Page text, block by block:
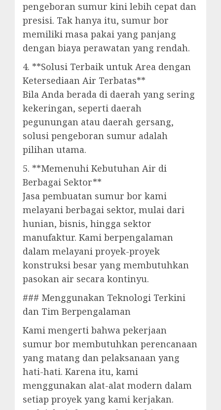
pengeboran sumur kini lebih cepat dan
presisi. Tak hanya itu, sumur bor
memiliki masa pakai yang panjang
dengan biaya perawatan yang rendah.
4. **Solusi Terbaik untuk Area dengan
Ketersediaan Air Terbatas**
Bila Anda berada di daerah yang sering
kekeringan, seperti daerah
pegunungan atau daerah gersang,
solusi pengeboran sumur adalah
pilihan utama.
5. **Memenuhi Kebutuhan Air di
Berbagai Sektor**
Jasa pembuatan sumur bor kami
melayani berbagai sektor, mulai dari
hunian, bisnis, hingga sektor
manufaktur. Kami berpengalaman
dalam melayani proyek-proyek
konstruksi besar yang membutuhkan
pasokan air secara kontinyu.
### Menggunakan Teknologi Terkini
dan Tim Berpengalaman
Kami mengerti bahwa pekerjaan
sumur bor membutuhkan perencanaan
yang matang dan pelaksanaan yang
hati-hati. Karena itu, kami
menggunakan alat-alat modern dalam
setiap proyek yang kami kerjakan.